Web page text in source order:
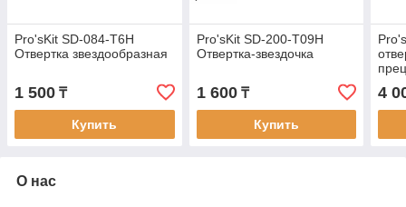
Pro'sKit SD-084-T6H
Отвертка звездообразная
1 500 ₸
Купить
Pro'sKit SD-200-T09H
Отвертка-звездочка
1 600₸
Купить
4
О нас